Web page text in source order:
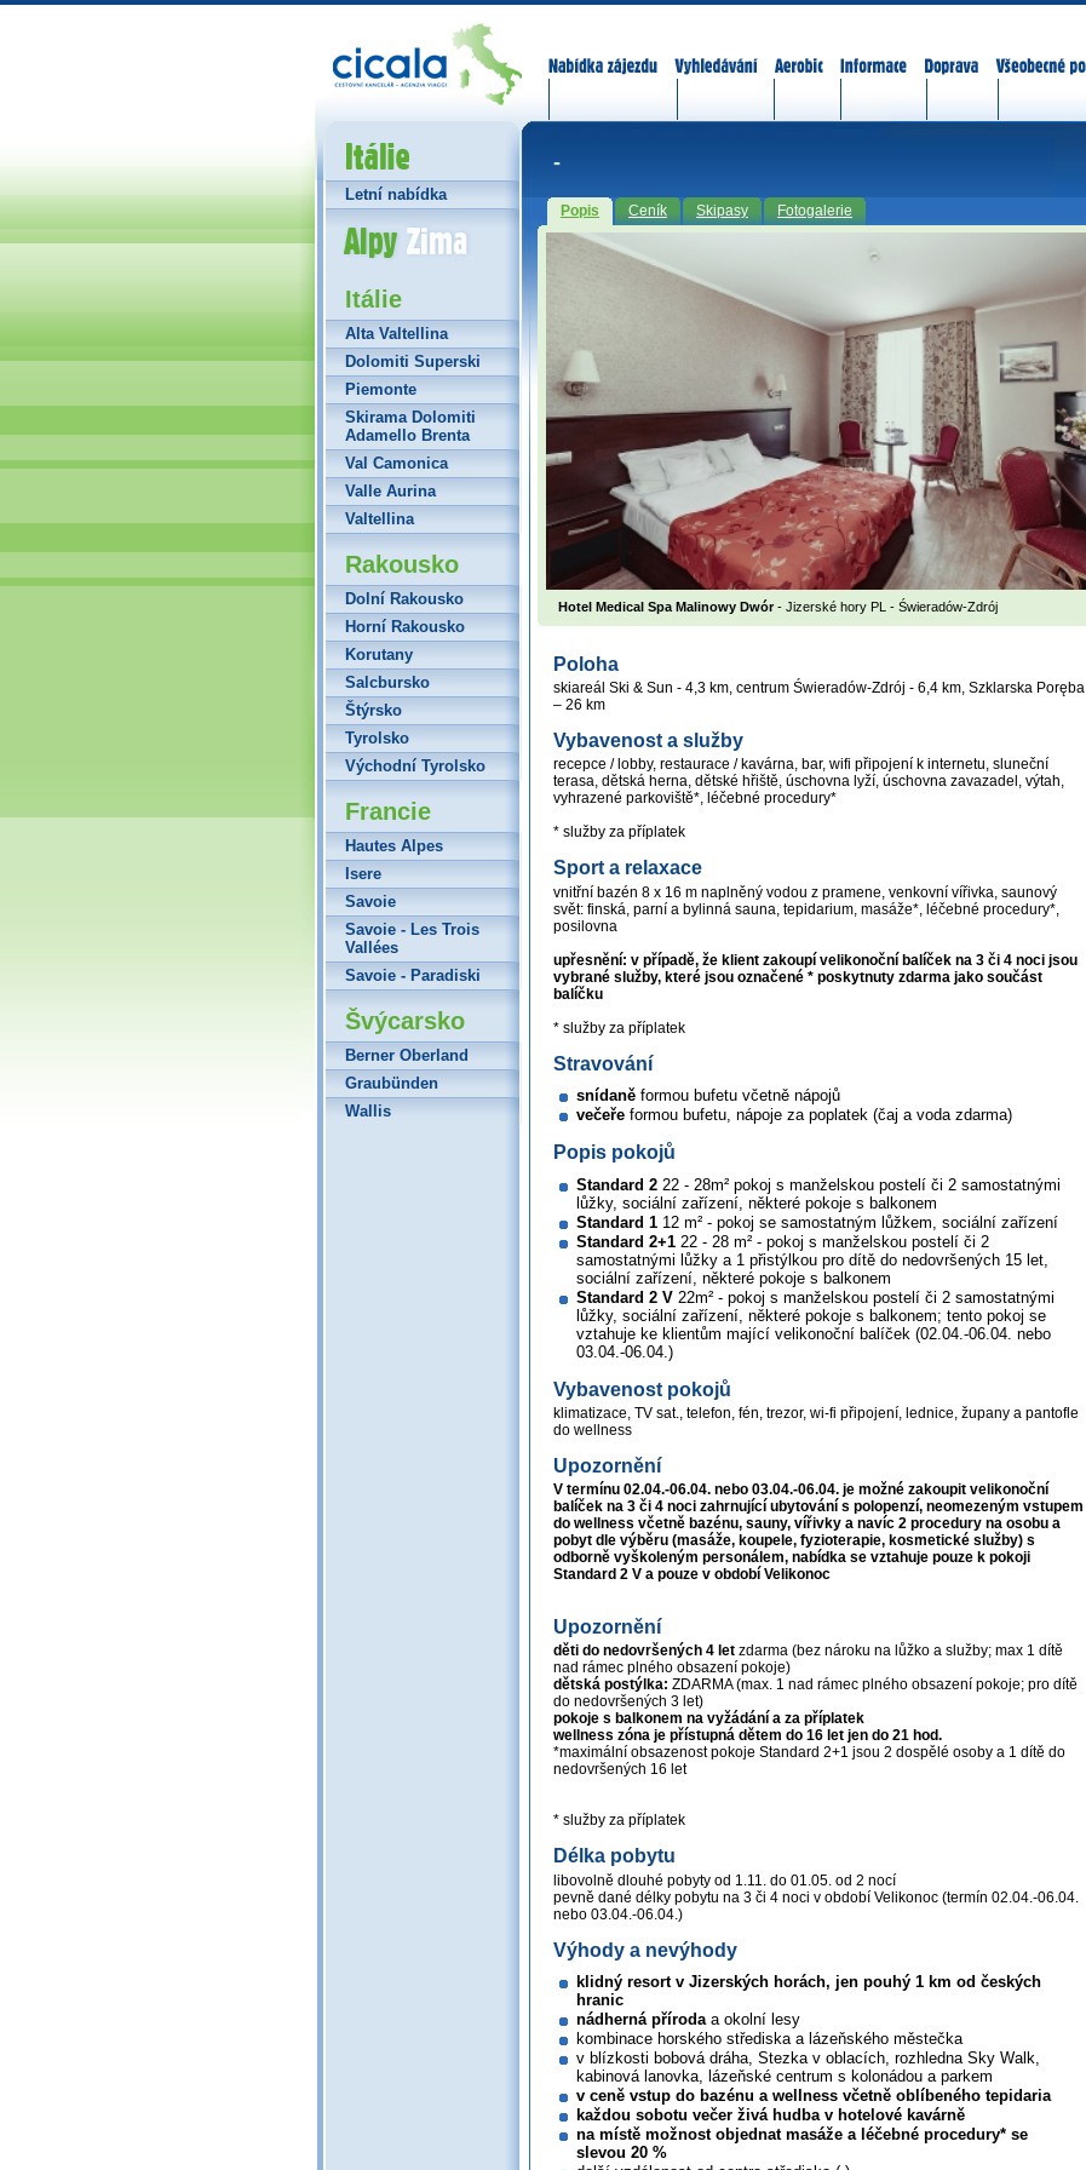
-
Popis Ceník Skipasy Fotogalerie
Hotel Medical Spa Malinowy Dwór- Jizerské hory PL - Świeradów-Zdrój
Poloha
skiareál Ski & Sun - 4,3 km, centrum Świeradów-Zdrój - 6,4 km, Szklarska Poręba
– 26 km
Vybavenost a služby
recepce / lobby, restaurace / kavárna, bar, wifi připojení k internetu, sluneční
terasa, dětská herna, dětské hřiště, úschovna lyží, úschovna zavazadel, výtah,
vyhrazené parkoviště*, léčebné procedury*
* služby za příplatek
Sport a relaxace
vnitřní bazén 8 x 16 m naplněný vodou z pramene, venkovní vířivka, saunový
svět: finská, parní a bylinná sauna, tepidarium, masáže*, léčebné procedury*,
posilovna
upřesnění: v případě, že klient zakoupí velikonoční balíček na 3 či 4 noci jsou
vybrané služby, které jsou označené * poskytnuty zdarma jako součást
balíčku
* služby za příplatek
Stravování
snídaně formou bufetu včetně nápojů
večeře formou bufetu, nápoje za poplatek (čaj a voda zdarma)
Popis pokojů
Standard 2 22 - 28m² pokoj s manželskou postelí či 2 samostatnými
lůžky, sociální zařízení, některé pokoje s balkonem
Standard 1 12 m² - pokoj se samostatným lůžkem, sociální zařízení
Standard 2+1 22 - 28 m² - pokoj s manželskou postelí či 2
samostatnými lůžky a 1 přistýlkou pro dítě do nedovršených 15 let,
sociální zařízení, některé pokoje s balkonem
Standard 2 V 22m² - pokoj s manželskou postelí či 2 samostatnými
lůžky, sociální zařízení, některé pokoje s balkonem; tento pokoj se
vztahuje ke klientům mající velikonoční balíček (02.04.-06.04. nebo
03.04.-06.04.)
Vybavenost pokojů
klimatizace, TV sat., telefon, fén, trezor, wi-fi připojení, lednice, župany a pantofle
do wellness
Upozornění
V termínu 02.04.-06.04. nebo 03.04.-06.04. je možné zakoupit velikonoční
balíček na 3 či 4 noci zahrnující ubytování s polopenzí, neomezeným vstupem
do wellness včetně bazénu, sauny, vířivky a navíc 2 procedury na osobu a
pobyt dle výběru (masáže, koupele, fyzioterapie, kosmetické služby) s
odborně vyškoleným personálem, nabídka se vztahuje pouze k pokoji
Standard 2 V a pouze v období Velikonoc
Upozornění
děti do nedovršených 4 let zdarma (bez nároku na lůžko a služby; max 1 dítě
nad rámec plného obsazení pokoje)
dětská postýlka: ZDARMA (max. 1 nad rámec plného obsazení pokoje; pro dítě
do nedovršených 3 let)
pokoje s balkonem na vyžádání a za příplatek
wellness zóna je přístupná dětem do 16 let jen do 21 hod.
*maximální obsazenost pokoje Standard 2+1 jsou 2 dospělé osoby a 1 dítě do
nedovršených 16 let
* služby za příplatek
Délka pobytu
libovolně dlouhé pobyty od 1.11. do 01.05. od 2 nocí
pevně dané délky pobytu na 3 či 4 noci v období Velikonoc (termín 02.04.-06.04.
nebo 03.04.-06.04.)
Výhody a nevýhody
klidný resort v Jizerských horách, jen pouhý 1 km od českých
hranic
nádherná přírodaa okolní lesy
kombinace horského střediska a lázeňského městečka
v blízkosti bobová dráha, Stezka v oblacích, rozhledna Sky Walk,
kabinová lanovka, lázeňské centrum s kolonádou a parkem
v ceně vstup do bazénu a wellness včetně oblíbeného tepidaria
každou sobotu večer živá hudba v hotelové kavárně
na místě možnost objednat masáže a léčebné procedury* se
slevou 20 %
Itálie
Letní nabídka
Alpy Zima
Itálie
Alta Valtellina
Dolomiti Superski
Piemonte
Skirama Dolomiti
Adamello Brenta
Val Camonica
Valle Aurina
Valtellina
Rakousko
Dolní Rakousko
Horní Rakousko
Korutany
Salcbursko
Štýrsko
Tyrolsko
Východní Tyrolsko
Francie
Hautes Alpes
Isere
Savoie
Savoie - Les Trois
Vallées
Savoie - Paradiski
Švýcarsko
Berner Oberland
Graubünden
Wallis